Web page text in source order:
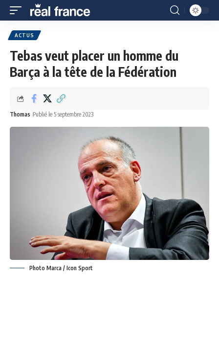
ACTUS
Tebas veut placer un homme du
Barça à la tête de la Fédération
Thomas Publié le 5 septembre 2023
Photo Marca / Icon Sport